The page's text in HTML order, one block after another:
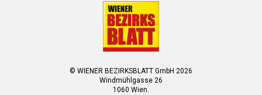
© WIENER BEZIRKSBLATT GmbH 2026
Windmühlgasse 26
1060 Wien.